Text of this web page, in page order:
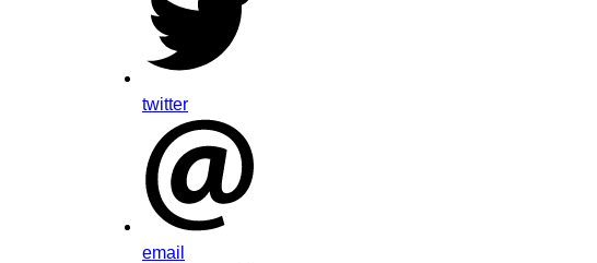
twitter
email